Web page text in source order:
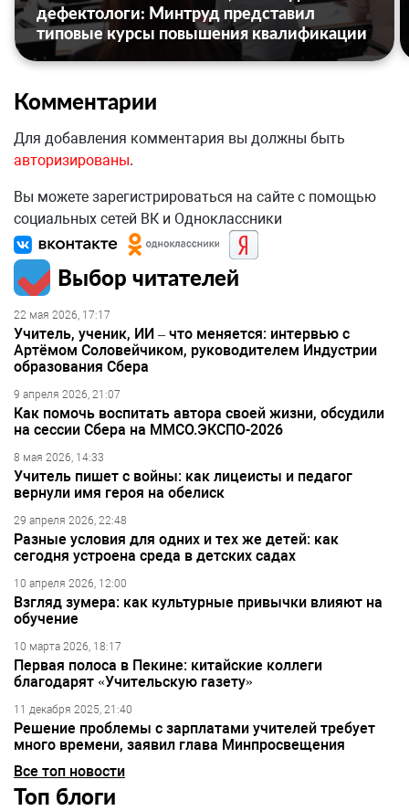
дефектологи: Минтруд представил
типовые курсы повышения квалификации
Комментарии
Для добавления комментария вы должны быть
авторизированы.
Вы можете зарегистрироваться на сайте с помощью
социальных сетей ВК и Одноклассники
Выбор читателей
22 мая 2026, 17:17
Учитель, ученик, ИИ – что меняется: интервью с
Артёмом Соловейчиком, руководителем Индустрии
образования Сбера
9 апреля 2026, 21:07
Как помочь воспитать автора своей жизни, обсудили
на сессии Сбера на ММСО.ЭКСПО-2026
8 мая 2026, 14:33
Учитель пишет с войны: как лицеисты и педагог
вернули имя героя на обелиск
29 апреля 2026, 22:48
Разные условия для одних и тех же детей: как
сегодня устроена среда в детских садах
10 апреля 2026, 12:00
Взгляд зумера: как культурные привычки влияют на
обучение
10 марта 2026, 18:17
Первая полоса в Пекине: китайские коллеги
благодарят «Учительскую газету»
11 декабря 2025, 21:40
Решение проблемы с зарплатами учителей требует
много времени, заявил глава Минпросвещения
Все топ новости
Топ блоги